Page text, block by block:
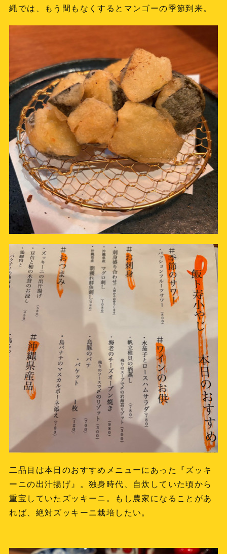
縄では、もう間もなくするとマンゴーの季節到来。
二品目は本日のおすすめメニューにあった『ズッキ
ーニの出汁揚げ』。独身時代、自炊していた頃から
重宝していたズッキーニ。もし農家になることがあ
れば、絶対ズッキーニ栽培したい。